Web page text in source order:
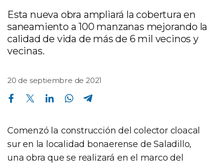
Esta nueva obra ampliará la cobertura en
saneamiento a 100 manzanas mejorando la
calidad de vida de más de 6 mil vecinos y
vecinas.
20 de septiembre de 2021
Compartir en Facebook Compartir en Twitter Compartir en Linkedin Compartir en Whatsapp
Comenzó la construcción del colector cloacal
sur en la localidad bonaerense de Saladillo,
una obra que se realizará en el marco del